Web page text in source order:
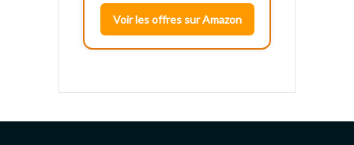
Voir les offres sur Amazon